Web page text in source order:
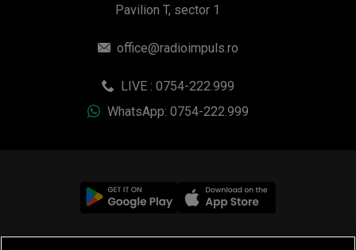
Pavilion T, sector 1
office@radioimpuls.ro
LIVE : 0754-222.999
WhatsApp: 0754-222.999
© 2019-2026 DOGAN MEDIA INTERNATIONAL SA, Toate